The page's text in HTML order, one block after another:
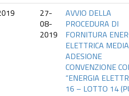
27-
08-
2019
AVVIO DELLA
PROCEDURA DI
FORNITURA
ELETTRICA
ADESIONE
CONVENZIONE
“ENERGIA
16 – LOTTO 14